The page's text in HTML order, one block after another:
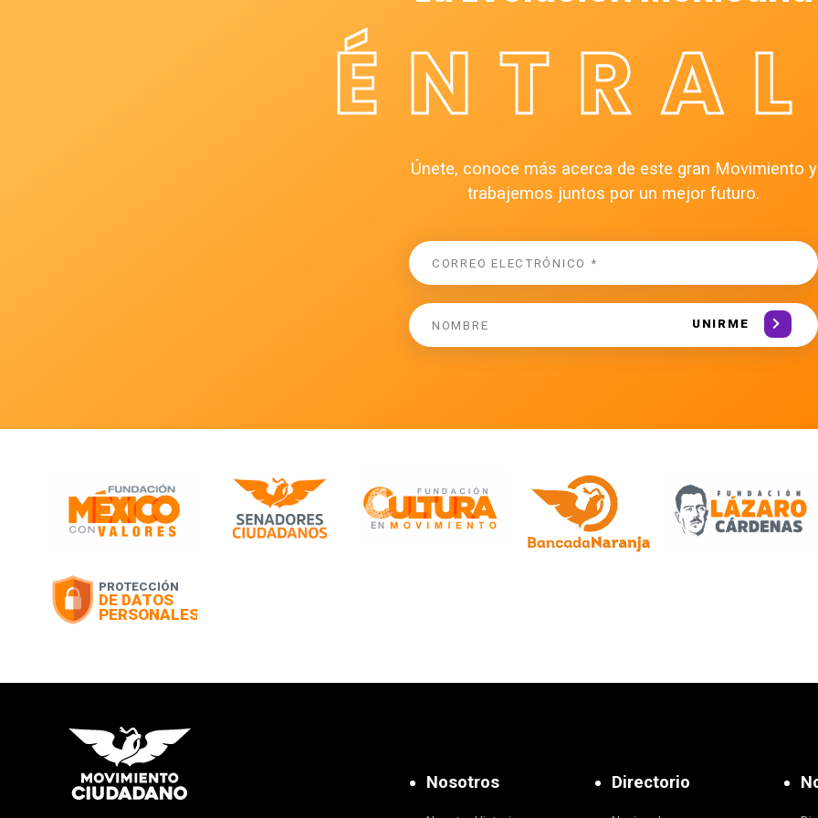
Únete, conoce más acerca de este gran Movimiento y
trabajemos juntos por un mejor futuro.
UNIRME
Nosotros Directorio